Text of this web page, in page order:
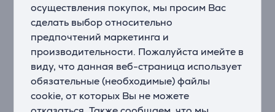
осуществления покупок, мы просим Вас
сделать выбор относительно
предпочтений маркетинга и
производительности. Пожалуйста имейте в
виду, что данная веб-страница использует
обязательные (необходимые) файлы
cookie, от которых Вы не можете
Удобныйзахват
Рукояткакаждогоножасимметрична
сбалансирована – подходиткакдля
длялевшей.Текстурарукояткиобеспечивает
уверенный захват дажеприработесоскользкими
продуктами.Утолщениеуоснованиялезвия
обеспечиваетудобствохватаидополнительную